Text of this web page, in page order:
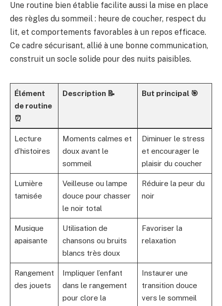
Une routine bien établie facilite aussi la mise en place
des règles du sommeil : heure de coucher, respect du
lit, et comportements favorables à un repos efficace.
Ce cadre sécurisant, allié à une bonne communication,
construit un socle solide pour des nuits paisibles.
Élément
de routine
⏰
Description 📝 But principal 🎯
Lecture
d’histoires
Moments calmes et
doux avant le
sommeil
Diminuer le stress
et encourager le
plaisir du coucher
Lumière
tamisée
Veilleuse ou lampe
douce pour chasser
le noir total
Réduire la peur du
noir
Musique
apaisante
Utilisation de
chansons ou bruits
blancs très doux
Favoriser la
relaxation
Rangement
des jouets
Impliquer l’enfant
dans le rangement
pour clore la
Instaurer une
transition douce
vers le sommeil